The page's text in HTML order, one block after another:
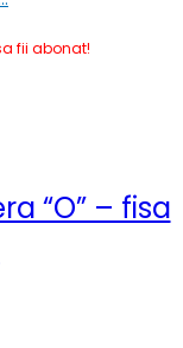
fii abonat!
“O” – fisa